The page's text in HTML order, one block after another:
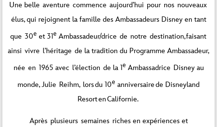
Une belle aventure commence aujourd’hui pour nos nouveaux
élus, qui rejoignent la famille des Ambassadeurs Disney en tant
que 30eet 31eAmbassadeur/drice de notre destination, faisant
ainsi vivre l’héritage de la tradition du Programme Ambassadeur,
née en 1965 avec l’élection de la 1eAmbassadrice Disney au
monde, Julie Reihm, lors du 10e anniversaire de Disneyland
Resort en Californie.
Après plusieurs semaines riches en expériences et